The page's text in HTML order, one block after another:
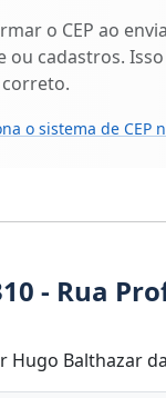
o CEP ao
cadastros.
o sistema de CEP
- Rua
Balthazar